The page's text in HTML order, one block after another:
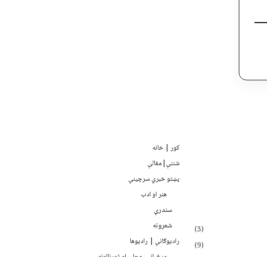
(3)
(9)
کور | خانه
شننې|مقالې
پښتو خبري سرچينې
هنر او ادب
سندرې
شعرونه
رادیوګانې | رادیوها